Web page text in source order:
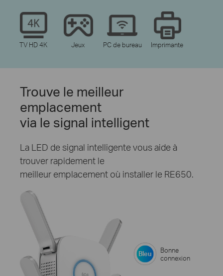
TV HD 4K Jeux PC de bureau Imprimante
Trouve le meilleur
emplacement
via le signal intelligent
La LED de signal intelligente vous aide à
trouver rapidement le
meilleur emplacement où installer le RE650.
Bleu
Bonne
connexion